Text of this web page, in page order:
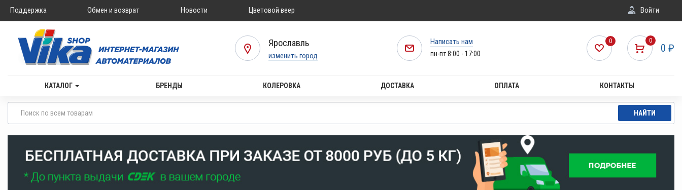
Поддержка Обмен и возврат Новости Цветовой веер Войти
Ярославль
изменить город
Написать нам
пн-пт 8:00 - 17:00
0
0 ₽
0
КАТАЛОГ БРЕНДЫ КОЛЕРОВКА ДОСТАВКА ОПЛАТА КОНТАКТЫ
НАЙТИ